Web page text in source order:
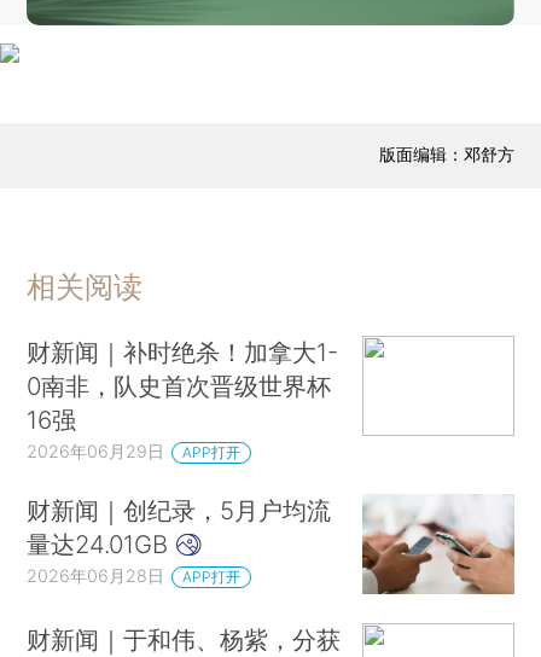
致中国公民1死1伤，马耳他著名拱门突然坍塌，26岁中国男子驾摩托艇驶过，不幸被巨石压住困在水下，事发前一美国游客从拱门跳下
委内瑞拉强震遇难人数升至1719人，5034人受伤
伊朗军方仅允许船只经拉腊克岛以南航道通过霍尔木兹海峡
藤森庆子，赢得秘鲁总统选举
6月国家统计局制造业PMI录得50.3 重返扩张区间
中韩自贸协定第二阶段第15轮谈判在北京举行
本届世界杯已有5名球员被控强奸
法国为医院紧急采购3万台空调应对热浪
买新能源车的注意，7月1日起两项新国标将实施
版面编辑：邓舒方
相关阅读
财新闻｜补时绝杀！加拿大1-
0南非，队史首次晋级世界杯
16强
2026年06月29日 APP打开
财新闻｜创纪录，5月户均流
量达24.01GB
2026年06月28日 APP打开
财新闻｜于和伟、杨紫，分获